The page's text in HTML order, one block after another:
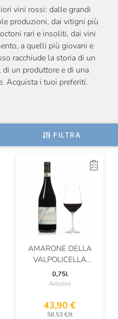
vini rossi: dalle grandi
produzioni, dai vitigni più
rari e insoliti, dai vini
a quelli più giovani e
racchiude la storia di un
un produttore e di una
Acquista i tuoi preferiti.
FILTRA
AMARONE DELLA
VALPOLICELLA
CLASSICO DOCG
“MOROPIO”
0,75l
Antolini
43,90 €
58,53 €/lt